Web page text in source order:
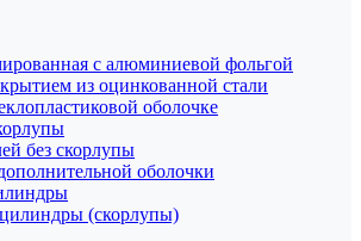
с алюминиевой фольгой
из оцинкованной стали
оболочке
без скорлупы
оболочки
(скорлупы)